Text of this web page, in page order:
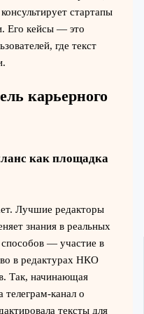
стартапы
Его кейсы — это
где текст
карьерного
как площадка
Лучшие редакторы
знания в реальных
— участие в
в редактурах НКО
Так, начинающая
канал о
тексты для